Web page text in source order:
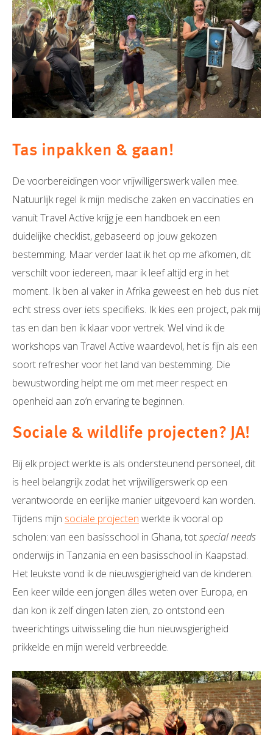
Tas inpakken & gaan!
De voorbereidingen voor vrijwilligerswerk vallen mee.
Natuurlijk regel ik mijn medische zaken en vaccinaties en
vanuit Travel Active krijg je een handboek en een
duidelijke checklist, gebaseerd op jouw gekozen
bestemming. Maar verder laat ik het op me afkomen, dit
verschilt voor iedereen, maar ik leef altijd erg in het
moment. Ik ben al vaker in Afrika geweest en heb dus niet
echt stress over iets specifieks. Ik kies een project, pak mij
tas en dan ben ik klaar voor vertrek. Wel vind ik de
workshops van Travel Active waardevol, het is fijn als een
soort refresher voor het land van bestemming. Die
bewustwording helpt me om met meer respect en
openheid aan zo’n ervaring te beginnen.
Sociale & wildlife projecten? JA!
Bij elk project werkte is als ondersteunend personeel, dit
is heel belangrijk zodat het vrijwilligerswerk op een
verantwoorde en eerlijke manier uitgevoerd kan worden.
Tijdens mijn sociale projecten werkte ik vooral op
scholen: van een basisschool in Ghana, totspecial needs
onderwijs in Tanzania en een basisschool in Kaapstad.
Het leukste vond ik de nieuwsgierigheid van de kinderen.
Een keer wilde een jongen álles weten over Europa, en
dan kon ik zelf dingen laten zien, zo ontstond een
tweerichtings uitwisseling die hun nieuwsgierigheid
prikkelde en mijn wereld verbreedde.